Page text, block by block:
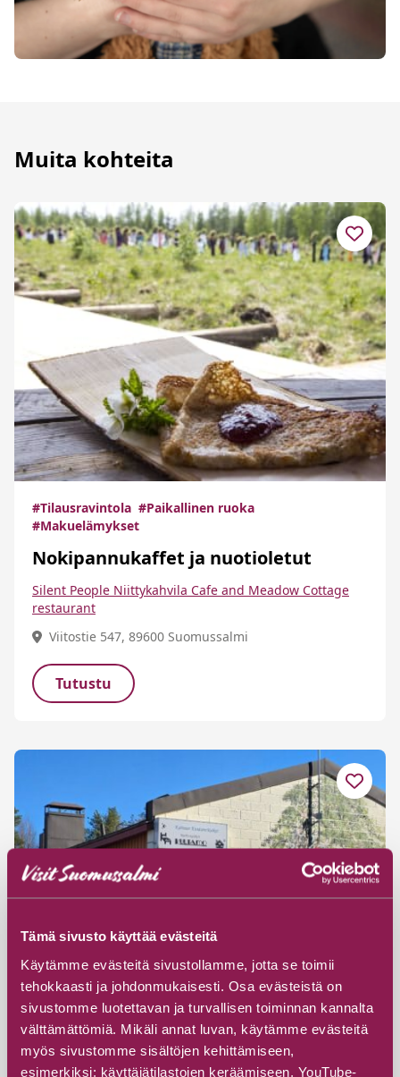
Tämä sivusto käyttää evästeitä
Käytämme evästeitä sivustollamme, jotta se toimii
tehokkaasti ja johdonmukaisesti. Osa evästeistä on
sivustomme luotettavan ja turvallisen toiminnan kannalta
välttämättömiä. Mikäli annat luvan, käytämme evästeitä
myös sivustomme sisältöjen kehittämiseen,
esimerkiksi: käyttäjätilastojen keräämiseen, YouTube-
Muita kohteita
#Tilausravintola #Paikallinen ruoka
#Makuelämykset
Nokipannukaffet ja nuotioletut
Silent People Niittykahvila Cafe and Meadow Cottage
restaurant
Viitostie 547, 89600 Suomussalmi
Tutustu
#Majatalot ja huoneistot